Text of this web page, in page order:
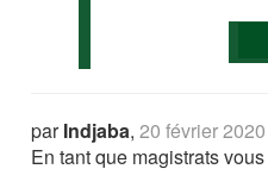
parIndjaba,20 février
En tant que magistrats